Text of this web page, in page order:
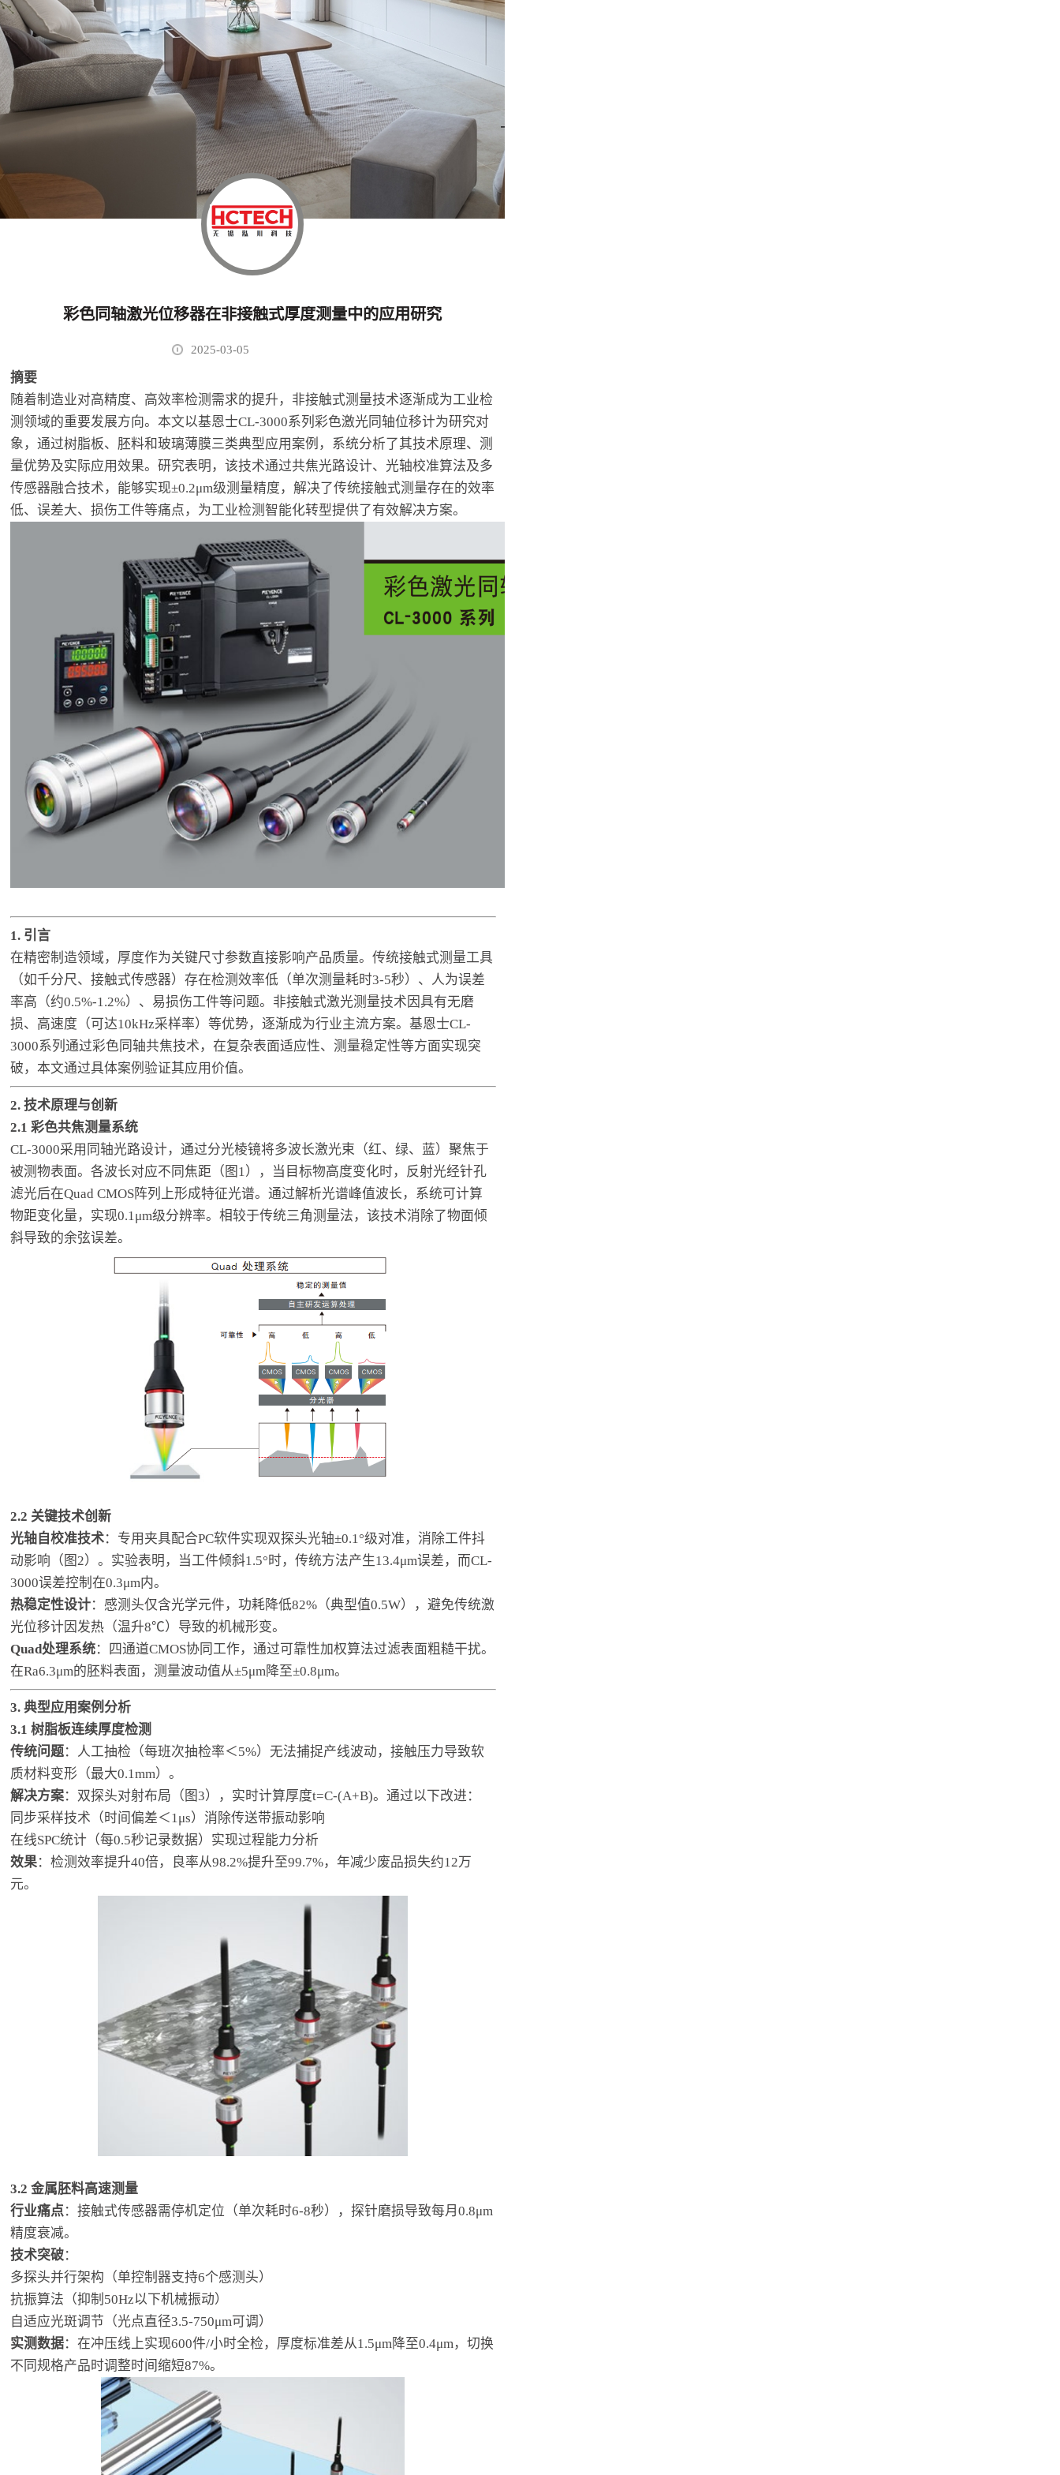
彩色同轴激光位移器在非接触式厚度测量中的应用研究
2025-03-05
摘要
随着制造业对高精度、高效率检测需求的提升，非接触式测量技术逐渐成为工业检
测领域的重要发展方向。本文以基恩士CL-3000系列彩色激光同轴位移计为研究对
象，通过树脂板、胚料和玻璃薄膜三类典型应用案例，系统分析了其技术原理、测
量优势及实际应用效果。研究表明，该技术通过共焦光路设计、光轴校准算法及多
传感器融合技术，能够实现±0.2μm级测量精度，解决了传统接触式测量存在的效率
低、误差大、损伤工件等痛点，为工业检测智能化转型提供了有效解决方案。
1. 引言
在精密制造领域，厚度作为关键尺寸参数直接影响产品质量。传统接触式测量工具
（如千分尺、接触式传感器）存在检测效率低（单次测量耗时3-5秒）、人为误差
率高（约0.5%-1.2%）、易损伤工件等问题。非接触式激光测量技术因具有无磨
损、高速度（可达10kHz采样率）等优势，逐渐成为行业主流方案。基恩士CL-
3000系列通过彩色同轴共焦技术，在复杂表面适应性、测量稳定性等方面实现突
破，本文通过具体案例验证其应用价值。
2. 技术原理与创新
2.1 彩色共焦测量系统
CL-3000采用同轴光路设计，通过分光棱镜将多波长激光束（红、绿、蓝）聚焦于
被测物表面。各波长对应不同焦距（图1），当目标物高度变化时，反射光经针孔
滤光后在Quad CMOS阵列上形成特征光谱。通过解析光谱峰值波长，系统可计算
物距变化量，实现0.1μm级分辨率。相较于传统三角测量法，该技术消除了物面倾
斜导致的余弦误差。
2.2 关键技术创新
光轴自校准技术：专用夹具配合PC软件实现双探头光轴±0.1°级对准，消除工件抖
动影响（图2）。实验表明，当工件倾斜1.5°时，传统方法产生13.4μm误差，而CL-
3000误差控制在0.3μm内。
热稳定性设计：感测头仅含光学元件，功耗降低82%（典型值0.5W），避免传统激
光位移计因发热（温升8℃）导致的机械形变。
Quad处理系统：四通道CMOS协同工作，通过可靠性加权算法过滤表面粗糙干扰。
在Ra6.3μm的胚料表面，测量波动值从±5μm降至±0.8μm。
3. 典型应用案例分析
3.1 树脂板连续厚度检测
传统问题：人工抽检（每班次抽检率＜5%）无法捕捉产线波动，接触压力导致软
质材料变形（最大0.1mm）。
解决方案：双探头对射布局（图3），实时计算厚度t=C-(A+B)。通过以下改进：
同步采样技术（时间偏差＜1μs）消除传送带振动影响
在线SPC统计（每0.5秒记录数据）实现过程能力分析
效果：检测效率提升40倍，良率从98.2%提升至99.7%，年减少废品损失约12万
元。
3.2 金属胚料高速测量
行业痛点：接触式传感器需停机定位（单次耗时6-8秒），探针磨损导致每月0.8μm
精度衰减。
技术突破：
多探头并行架构（单控制器支持6个感测头）
抗振算法（抑制50Hz以下机械振动）
自适应光斑调节（光点直径3.5-750μm可调）
实测数据：在冲压线上实现600件/小时全检，厚度标准差从1.5μm降至0.4μm，切换
不同规格产品时调整时间缩短87%。